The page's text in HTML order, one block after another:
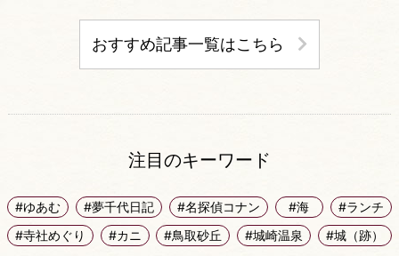
おすすめ記事一覧はこちら
注目のキーワード
#ゆあむ #夢千代日記 #名探偵コナン #海
#ランチ
#寺社めぐり
#カニ #鳥取砂丘 #城崎温泉 #城（跡）